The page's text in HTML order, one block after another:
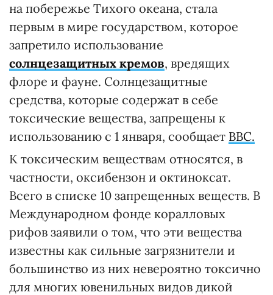
на побережье Тихого океана, стала
первым в мире государством, которое
запретило использование
солнцезащитных кремов, вредящих
флоре и фауне. Солнцезащитные
средства, которые содержат в себе
токсические вещества, запрещены к
использованию с 1 января, сообщает ВВС.
К токсическим веществам относятся, в
частности, оксибензон и октиноксат.
Всего в списке 10 запрещенных веществ. В
Международном фонде коралловых
рифов заявили о том, что эти вещества
известны как сильные загрязнители и
большинство из них невероятно токсично
для многих ювенильных видов дикой